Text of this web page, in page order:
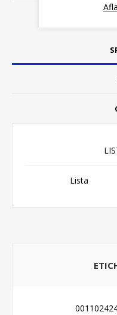
Lista